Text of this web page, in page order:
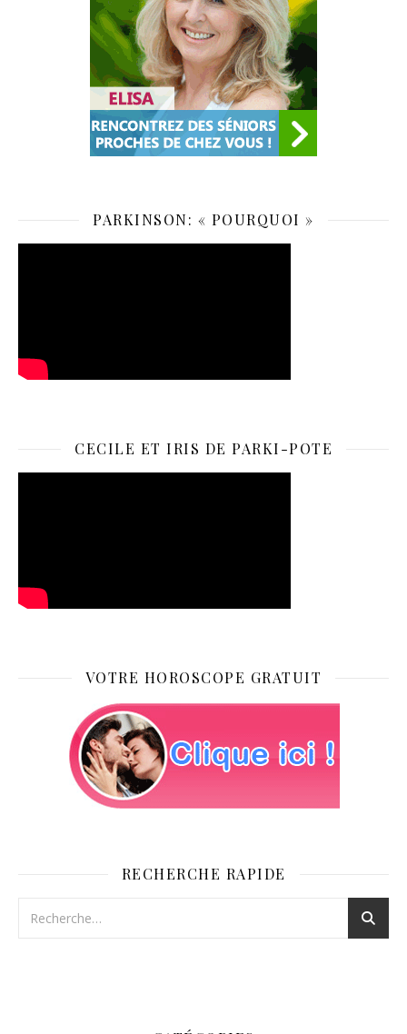
PARKINSON: « POURQUOI »
CECILE ET IRIS DE PARKI-POTE
VOTRE HOROSCOPE GRATUIT
RECHERCHE RAPIDE